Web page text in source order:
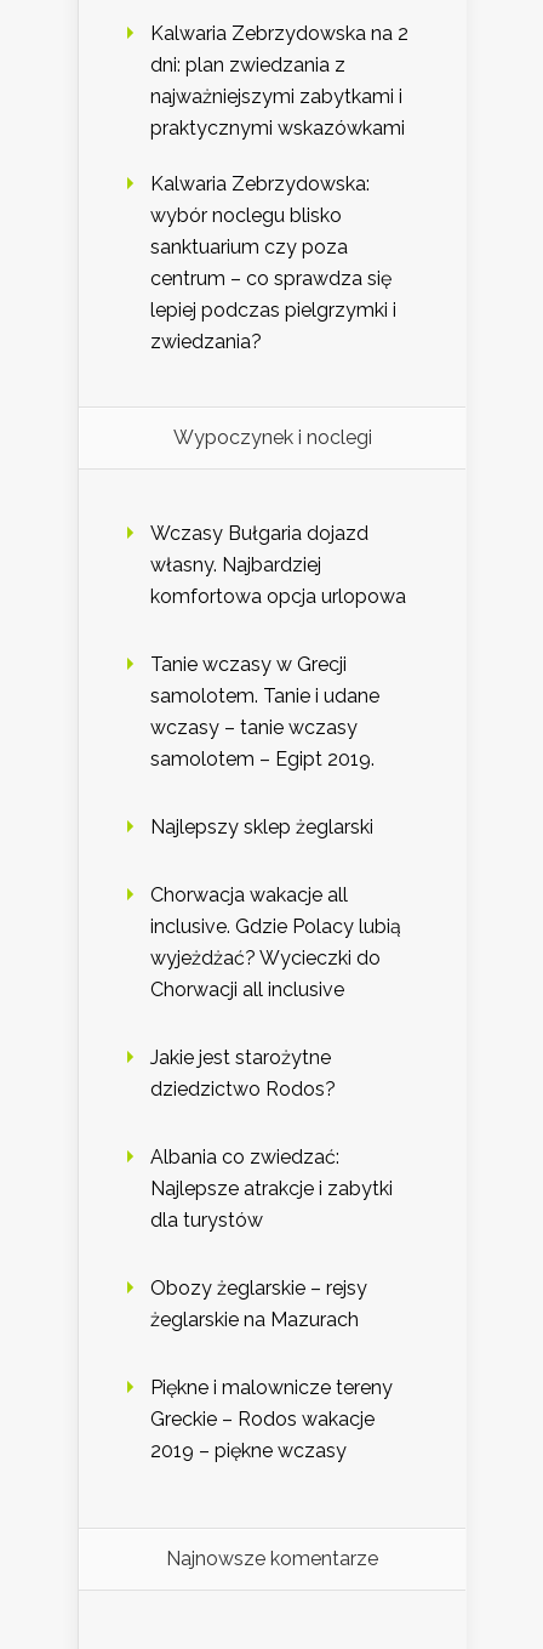
Kalwaria Zebrzydowska na 2
dni: plan zwiedzania z
najważniejszymi zabytkami i
praktycznymi wskazówkami
Kalwaria Zebrzydowska:
wybór noclegu blisko
sanktuarium czy poza
centrum – co sprawdza się
lepiej podczas pielgrzymki i
zwiedzania?
Wypoczynek i noclegi
Wczasy Bułgaria dojazd
własny. Najbardziej
komfortowa opcja urlopowa
Tanie wczasy w Grecji
samolotem. Tanie i udane
wczasy – tanie wczasy
samolotem – Egipt 2019.
Najlepszy sklep żeglarski
Chorwacja wakacje all
inclusive. Gdzie Polacy lubią
wyjeżdżać? Wycieczki do
Chorwacji all inclusive
Jakie jest starożytne
dziedzictwo Rodos?
Albania co zwiedzać:
Najlepsze atrakcje i zabytki
dla turystów
Obozy żeglarskie – rejsy
żeglarskie na Mazurach
Piękne i malownicze tereny
Greckie – Rodos wakacje
2019 – piękne wczasy
Najnowsze komentarze